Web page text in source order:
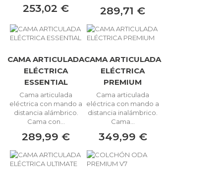
253,02 € 289,71 €
CAMA ARTICULADA
ELÉCTRICA
ESSENTIAL
Cama articulada
eléctrica con mando a
distancia alámbrico.
Cama con...
289,99 €
CAMA ARTICULADA
ELÉCTRICA
PREMIUM
Cama articulada
eléctrica con mando a
distancia inalámbrico.
Cama...
349,99 €